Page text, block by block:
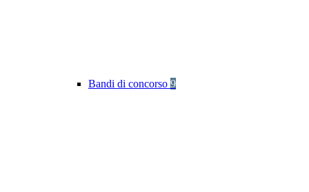
Bandi di concorso 9